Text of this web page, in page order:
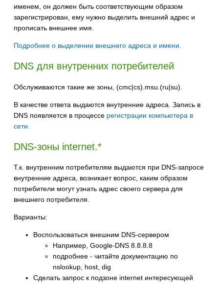
именем, он должен быть соответствующим образом
зарегистрирован, ему нужно выделить внешний адрес и
прописать внешнее имя.
Подробнее о выделении внешнего адреса и имени.
DNS для внутренних потребителей
Обслуживаются такие же зоны, (cmc|cs).msu.(ru|su).
В качестве ответа выдаются внутренние адреса. Запись в
DNS появляется в процессе регистрации компьютера в
сети.
DNS-зоны internet.*
Т.к. внутренним потребителям выдаются при DNS-запросе
внутренние адреса, возникает вопрос, каким образом
потребители могут узнать адрес своего сервера для
внешнего потребителя.
Варианты:
Воспользоваться внешним DNS-сервером
Например, Google-DNS 8.8.8.8
подробнее - читайте документацию по
nslookup, host, dig
Сделать запрос к подзоне internet интересующей